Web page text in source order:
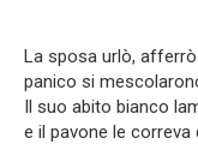
La sposa urlò,
panico si
Il suo abito bianco
e il pavone le